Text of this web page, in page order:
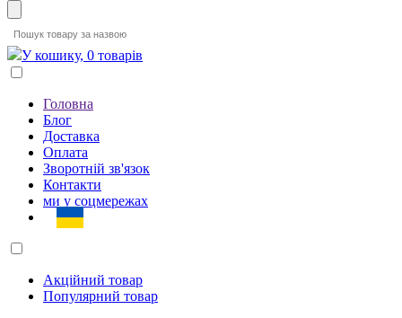
У кошику, 0 товарів
Головна
Блог
Доставка
Оплата
Зворотній зв'язок
Контакти
ми у соцмережах
Акційний товар
Популярний товар